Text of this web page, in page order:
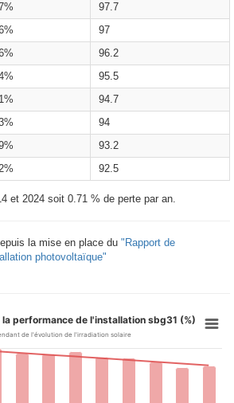
97.7
97
96.2
95.5
94.7
94
93.2
92.5
et 2024 soit 0.71 % de perte par an.
la mise en place du "Rapport de
photovoltaïque"
performance de l'installation sbg31 (%)
de l'évolution de l'irradiation solaire